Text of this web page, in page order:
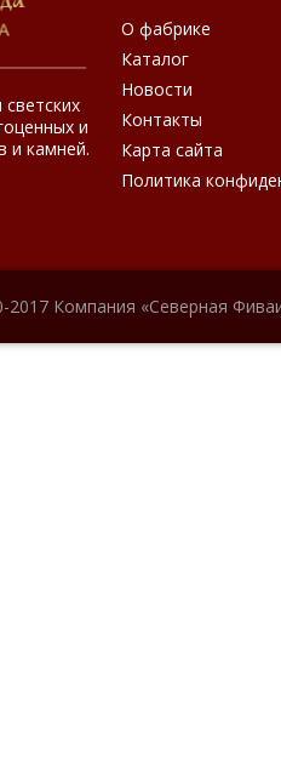
и
и камней.
О фабрике
Каталог
Новости
Контакты
Карта сайта
Политика
2017 Компания «Северная